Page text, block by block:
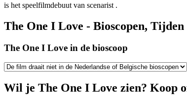
is het speelfilmdebuut van scenarist .
The One I Love - Bioscopen,
The One I Love in de bioscoop
Wil je The One I Love zien? Koop